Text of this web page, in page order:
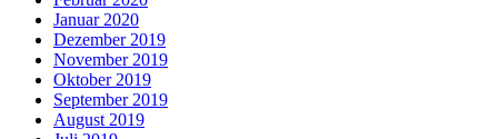
Januar 2020
Dezember 2019
November 2019
Oktober 2019
September 2019
August 2019